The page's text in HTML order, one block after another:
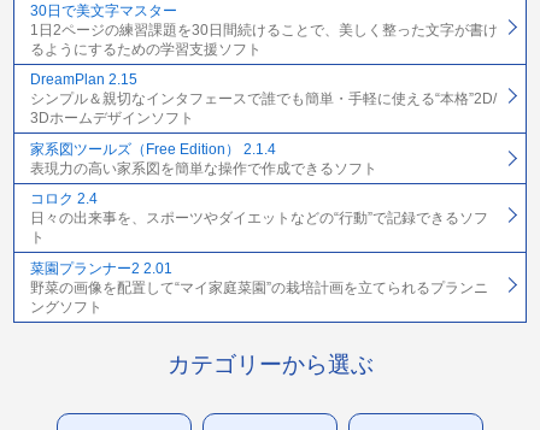
30日で美文字マスター
1日2ページの練習課題を30日間続けることで、美しく整った文字が書け
るようにするための学習支援ソフト
DreamPlan 2.15
シンプル＆親切なインタフェースで誰でも簡単・手軽に使える“本格”2D/
3Dホームデザインソフト
家系図ツールズ（Free Edition） 2.1.4
表現力の高い家系図を簡単な操作で作成できるソフト
コロク 2.4
日々の出来事を、スポーツやダイエットなどの“行動”で記録できるソフ
ト
菜園プランナー2 2.01
野菜の画像を配置して“マイ家庭菜園”の栽培計画を立てられるプランニ
ングソフト
カテゴリーから選ぶ